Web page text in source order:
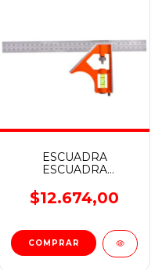
ESCUADRA
ESCUADRA
30 CM HAMILTON
$12.674,00